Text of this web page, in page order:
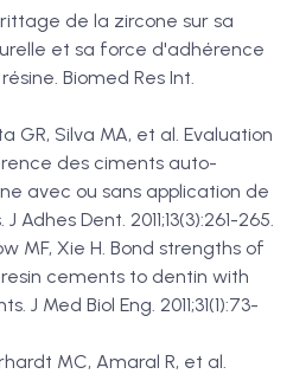
de la zircone sur sa
et sa force d'adhérence
Biomed Res Int.
GR, Silva MA, et al. Evaluation
des ciments auto-
avec ou sans application de
Adhes Dent. 2011;13(3):261-265.
MF, Xie H. Bond strengths of
cements to dentin with
Med Biol Eng. 2011;31(1):73-
MC, Amaral R, et al.